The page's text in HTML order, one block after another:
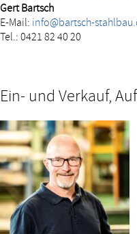
Gert Bartsch
E-Mail: info@bartsch-
Tel.: 0421 82 40 20
Ein- und Verkauf,